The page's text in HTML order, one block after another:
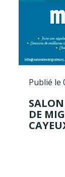
Publié le
SALON
DE